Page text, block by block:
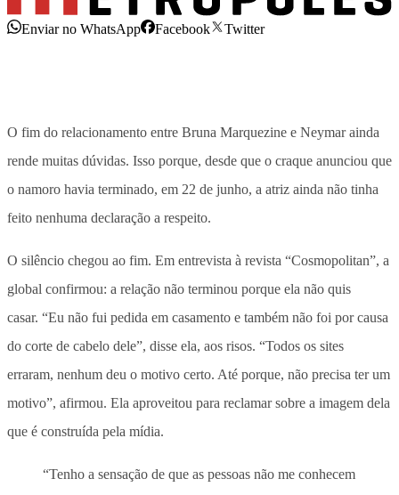
Enviar no WhatsApp Facebook Twitter
O fim do relacionamento entre Bruna Marquezine e Neymar ainda
rende muitas dúvidas. Isso porque, desde que o craque anunciou que
o namoro havia terminado, em 22 de junho, a atriz ainda não tinha
feito nenhuma declaração a respeito.
O silêncio chegou ao fim. Em entrevista à revista “Cosmopolitan”, a
global confirmou: a relação não terminou porque ela não quis
casar. “Eu não fui pedida em casamento e também não foi por causa
do corte de cabelo dele”, disse ela, aos risos. “Todos os sites
erraram, nenhum deu o motivo certo. Até porque, não precisa ter um
motivo”, afirmou. Ela aproveitou para reclamar sobre a imagem dela
que é construída pela mídia.
“Tenho a sensação de que as pessoas não me conhecem